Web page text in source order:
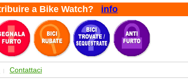
a Bike Watch? info
| Contattaci